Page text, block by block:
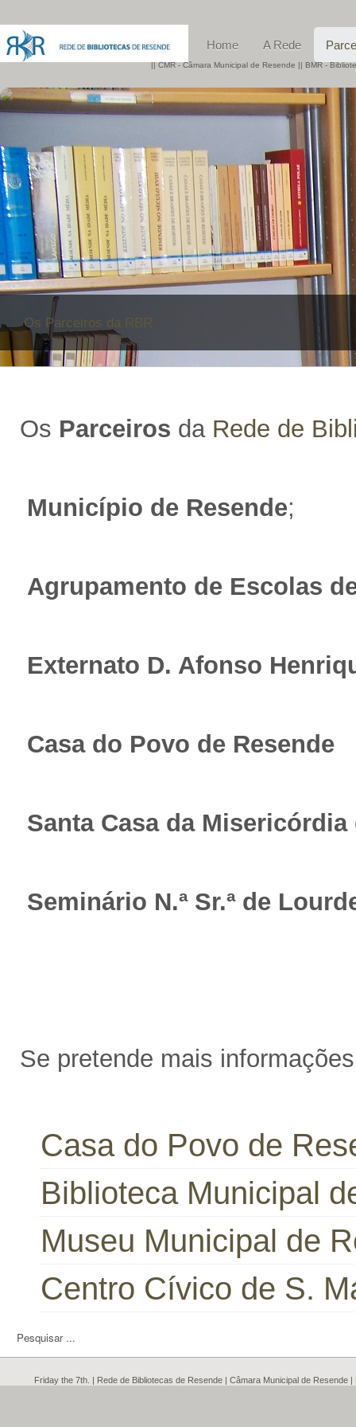
Home A Rede
|| CMR - Câmara Municipal de Resende || BMR -
Os Parceiros da RBR
Os Parceiros da Rede de
Município de Resende;
Agrupamento de Escolas
Externato D. Afonso
Casa do Povo de Resende
Santa Casa da Misericórdia
Seminário N.ª Sr.ª de
Se pretende mais
Casa do Povo de
Biblioteca Municipal
Museu Municipal de
Centro Cívico de S.
Friday the 7th. | Rede de Bibliotecas de Resende | Câmara Municipal de